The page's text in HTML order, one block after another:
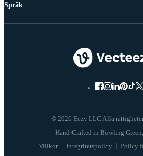
© 2026 Eezy LLC Alla
Villkor Integritetspolicy Policy
Språk